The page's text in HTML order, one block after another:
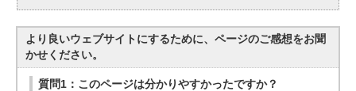
より良いウェブサイトにするために、ページのご感想をお聞
かせください。
質問1：このページは分かりやすかったですか？